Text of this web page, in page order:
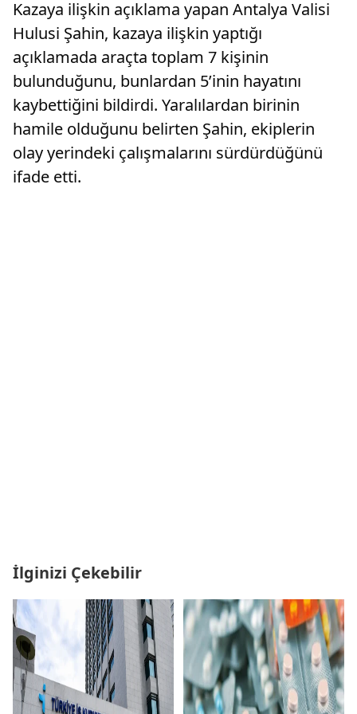
Kazaya ilişkin açıklama yapan Antalya Valisi
Hulusi Şahin, kazaya ilişkin yaptığı
açıklamada araçta toplam 7 kişinin
bulunduğunu, bunlardan 5’inin hayatını
kaybettiğini bildirdi. Yaralılardan birinin
hamile olduğunu belirten Şahin, ekiplerin
olay yerindeki çalışmalarını sürdürdüğünü
ifade etti.
İlginizi Çekebilir